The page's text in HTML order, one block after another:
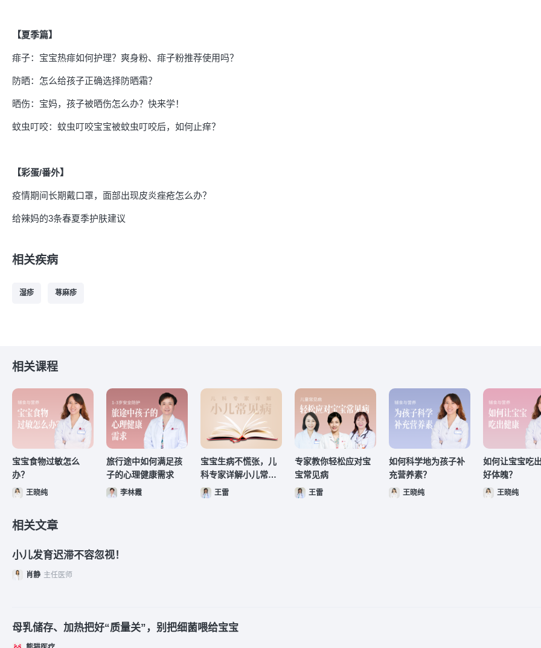
【夏季篇】
痱子：宝宝热痱如何护理？爽身粉、痱子粉推荐使用吗？
防晒：怎么给孩子正确选择防晒霜？
晒伤：宝妈，孩子被晒伤怎么办？快来学！
蚊虫叮咬：蚊虫叮咬宝宝被蚊虫叮咬后，如何止痒？
【彩蛋/番外】
疫情期间长期戴口罩，面部出现皮炎痤疮怎么办？
给辣妈的3条春夏季护肤建议
相关疾病
湿疹 荨麻疹
相关课程
宝宝食物过敏怎么
办？
王晓纯
旅行途中如何满足孩
子的心理健康需求
李林霞
宝宝生病不慌张，儿
科专家详解小儿常见
病
王雷
专家教你轻松应对宝
宝常见病
王雷
如何科学地为孩子补
充营养素？
王晓纯
如何让宝宝吃
好体魄？
王晓纯
相关文章
小儿发育迟滞不容忽视！
肖静 主任医师
母乳储存、加热把好“质量关”，别把细菌喂给宝宝